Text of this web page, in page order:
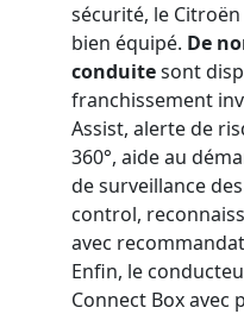
sécurité, le
bien équipé. De
conduitesont
franchissement
Assist, alerte de
360°, aide au
de surveillance
control,
avec
Enfin, le
Connect Box avec